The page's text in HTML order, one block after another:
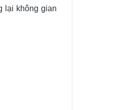
lại không gian